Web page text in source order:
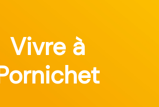
Vivre à